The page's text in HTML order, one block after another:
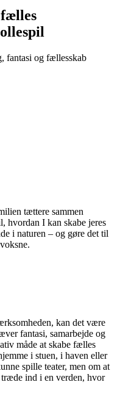
fælles
fantasi og fællesskab
tættere sammen
hvordan I kan skabe jeres
i naturen – og gøre det til
kan det være
fantasi, samarbejde og
måde at skabe fælles
i stuen, i haven eller
spille teater, men om at
ind i en verden, hvor